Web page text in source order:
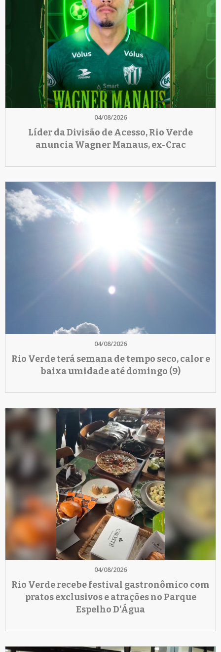
04/08/2026
Líder da Divisão de Acesso, Rio Verde
anuncia Wagner Manaus, ex-Crac
04/08/2026
Rio Verde terá semana de tempo seco, calor e
baixa umidade até domingo (9)
04/08/2026
Rio Verde recebe festival gastronômico com
pratos exclusivos e atrações no Parque
Espelho D'Água